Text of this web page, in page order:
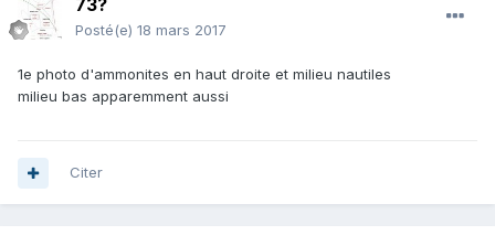
73?
Posté(e) 18 mars 2017
1e photo d'ammonites en haut droite et milieu nautiles
milieu bas apparemment aussi
Citer